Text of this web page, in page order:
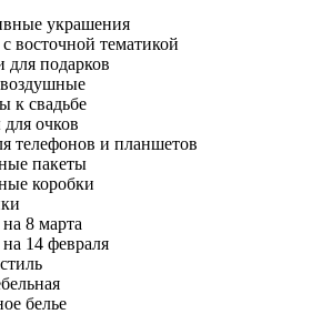
украшения
восточной тематикой
подарков
к свадьбе
очков
телефонов и планшетов
пакеты
коробки
8 марта
14 февраля
белье